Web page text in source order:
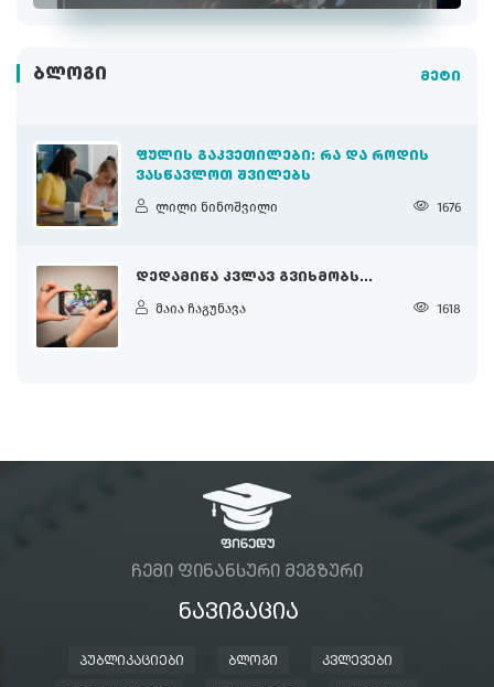
ᲑᲚᲝᲒᲘ მეტი
ᲤᲣᲚᲘᲡ ᲒᲐᲙᲕᲔᲗᲘᲚᲔᲑᲘ: ᲠᲐ ᲓᲐ ᲠᲝᲓᲘᲡ
ᲕᲐᲡᲬᲐᲕᲚᲝᲗ ᲨᲕᲘᲚᲔᲑᲡ
ლილი ნინოშვილი 1676
ᲓᲔᲓᲐᲛᲘᲬᲐ ᲙᲕᲚᲐᲕ ᲒᲕᲘᲮᲛᲝᲑᲡ...
მაია ჩაგუნავა 1618
ᲩᲔᲛᲘ ᲤᲘᲜᲐᲜᲡᲣᲠᲘ ᲛᲔᲒᲖᲣᲠᲘ
ᲜᲐᲕᲘᲒᲐᲪᲘᲐ
ᲞᲣᲑᲚᲘᲙᲐᲪᲘᲔᲑᲘ ᲑᲚᲝᲒᲘ ᲙᲕᲚᲔᲕᲔᲑᲘ